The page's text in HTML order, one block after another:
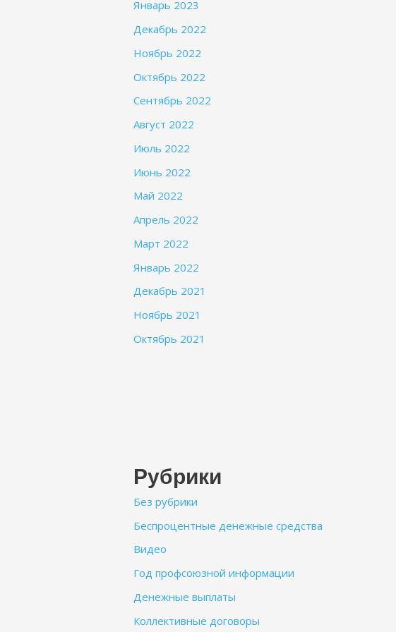
Январь 2023
Декабрь 2022
Ноябрь 2022
Октябрь 2022
Сентябрь 2022
Август 2022
Июль 2022
Июнь 2022
Май 2022
Апрель 2022
Март 2022
Январь 2022
Декабрь 2021
Ноябрь 2021
Октябрь 2021
Рубрики
Без рубрики
Беспроцентные денежные средства
Видео
Год профсоюзной информации
Денежные выплаты
Коллективные договоры